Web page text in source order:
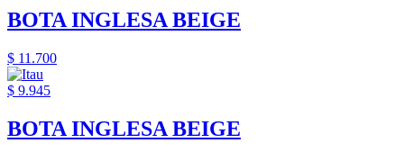
BOTA INGLESA BEIGE
$ 11.700
$ 9.945
BOTA INGLESA BEIGE